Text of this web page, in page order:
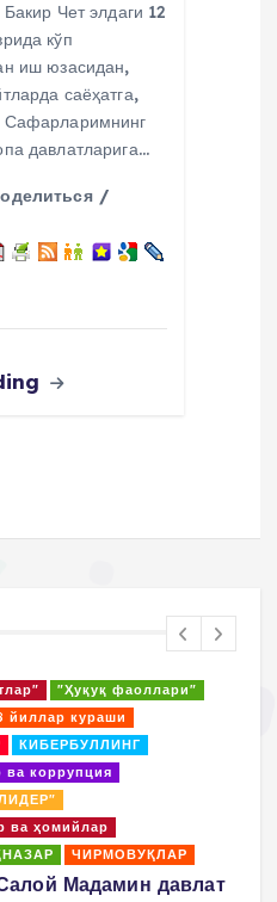
Чет элдаги 12
кўп
иш юзасидан,
саёҳатга,
давлатларига…
/
"Ҳуқуқ фаоллари"
йиллар кураши
КИБЕРБУЛЛИНГ
ва коррупция
ва ҳомийлар
ЧИРМОВУҚЛАР
Мадамин давлат